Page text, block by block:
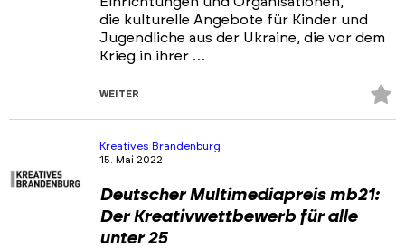
die kulturelle Angebote für Kinder und
Jugendliche aus der Ukraine, die vor dem
Krieg in ihrer …
WEITER
Kreatives Brandenburg
15. Mai 2022
Deutscher Multimediapreis mb21:
Der Kreativwettbewerb für alle
unter 25